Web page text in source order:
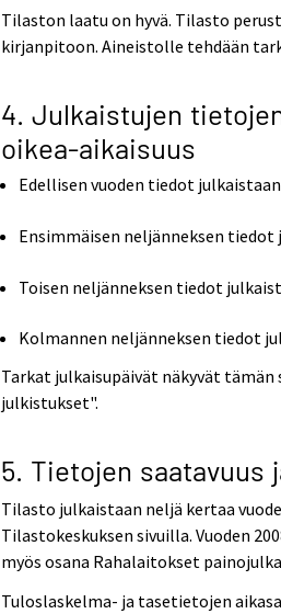
Tilaston laatu on hyvä. Tilasto
kirjanpitoon. Aineistolle tehdään
4. Julkaistujen
oikea-aikaisuus
Edellisen vuoden tiedot julkaistaan
Ensimmäisen neljänneksen tiedot
Toisen neljänneksen tiedot
Kolmannen neljänneksen tiedot
Tarkat julkaisupäivät näkyvät tämän
julkistukset".
5. Tietojen saatavuus
Tilasto julkaistaan neljä kertaa
Tilastokeskuksen sivuilla. Vuoden
myös osana Rahalaitokset
Tuloslaskelma- ja tasetietojen